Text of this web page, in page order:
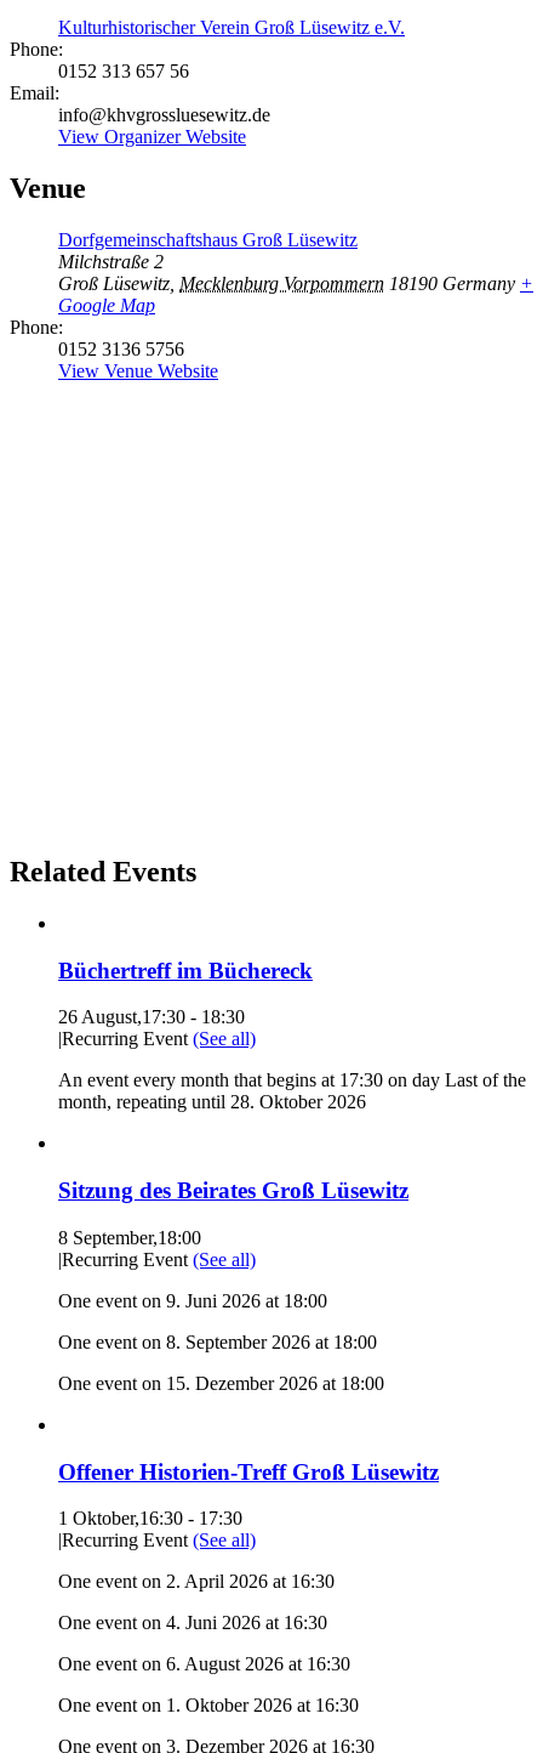
Kulturhistorischer Verein Groß Lüsewitz e.V.
Phone:
0152 313 657 56
Email:
info@khvgrossluesewitz.de
View Organizer Website
Venue
Dorfgemeinschaftshaus Groß Lüsewitz
Milchstraße 2
Groß Lüsewitz Mecklenburg Vorpommern 18190 Germany +
Google Map
Phone:
0152 3136 5756
View Venue Website
Related Events
Büchertreff im Büchereck
26 August,17:30 - 18:30
Recurring Event(See all)
An event every month that begins at 17:30 on day Last of the
month, repeating until 28. Oktober 2026
Sitzung des Beirates Groß Lüsewitz
8 September,18:00
|Recurring Event (See all)
One event on 9. Juni 2026 at 18:00
One event on 8. September 2026 at 18:00
One event on 15. Dezember 2026 at 18:00
Offener Historien-Treff Groß Lüsewitz
1 Oktober,16:30 - 17:30
|Recurring Event (See all)
One event on 2. April 2026 at 16:30
One event on 4. Juni 2026 at 16:30
One event on 6. August 2026 at 16:30
One event on 1. Oktober 2026 at 16:30
One event on 3. Dezember 2026 at 16:30